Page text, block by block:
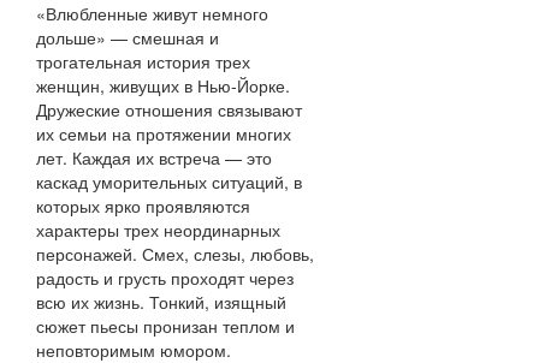
«Влюбленные живут немного
дольше» — смешная и
трогательная история трех
женщин, живущих в Нью-Йорке.
Дружеские отношения связывают
их семьи на протяжении многих
лет. Каждая их встреча — это
каскад уморительных ситуаций, в
которых ярко проявляются
характеры трех неординарных
персонажей. Смех, слезы, любовь,
радость и грусть проходят через
всю их жизнь. Тонкий, изящный
сюжет пьесы пронизан теплом и
неповторимым юмором.